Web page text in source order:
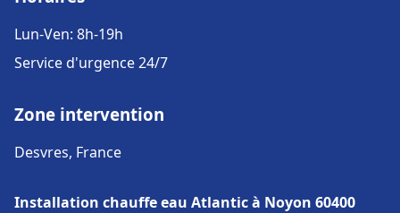
Lun-Ven: 8h-19h
Service d'urgence 24/7
Zone intervention
Desvres, France
Installation chauffe eau Atlantic à Noyon 60400